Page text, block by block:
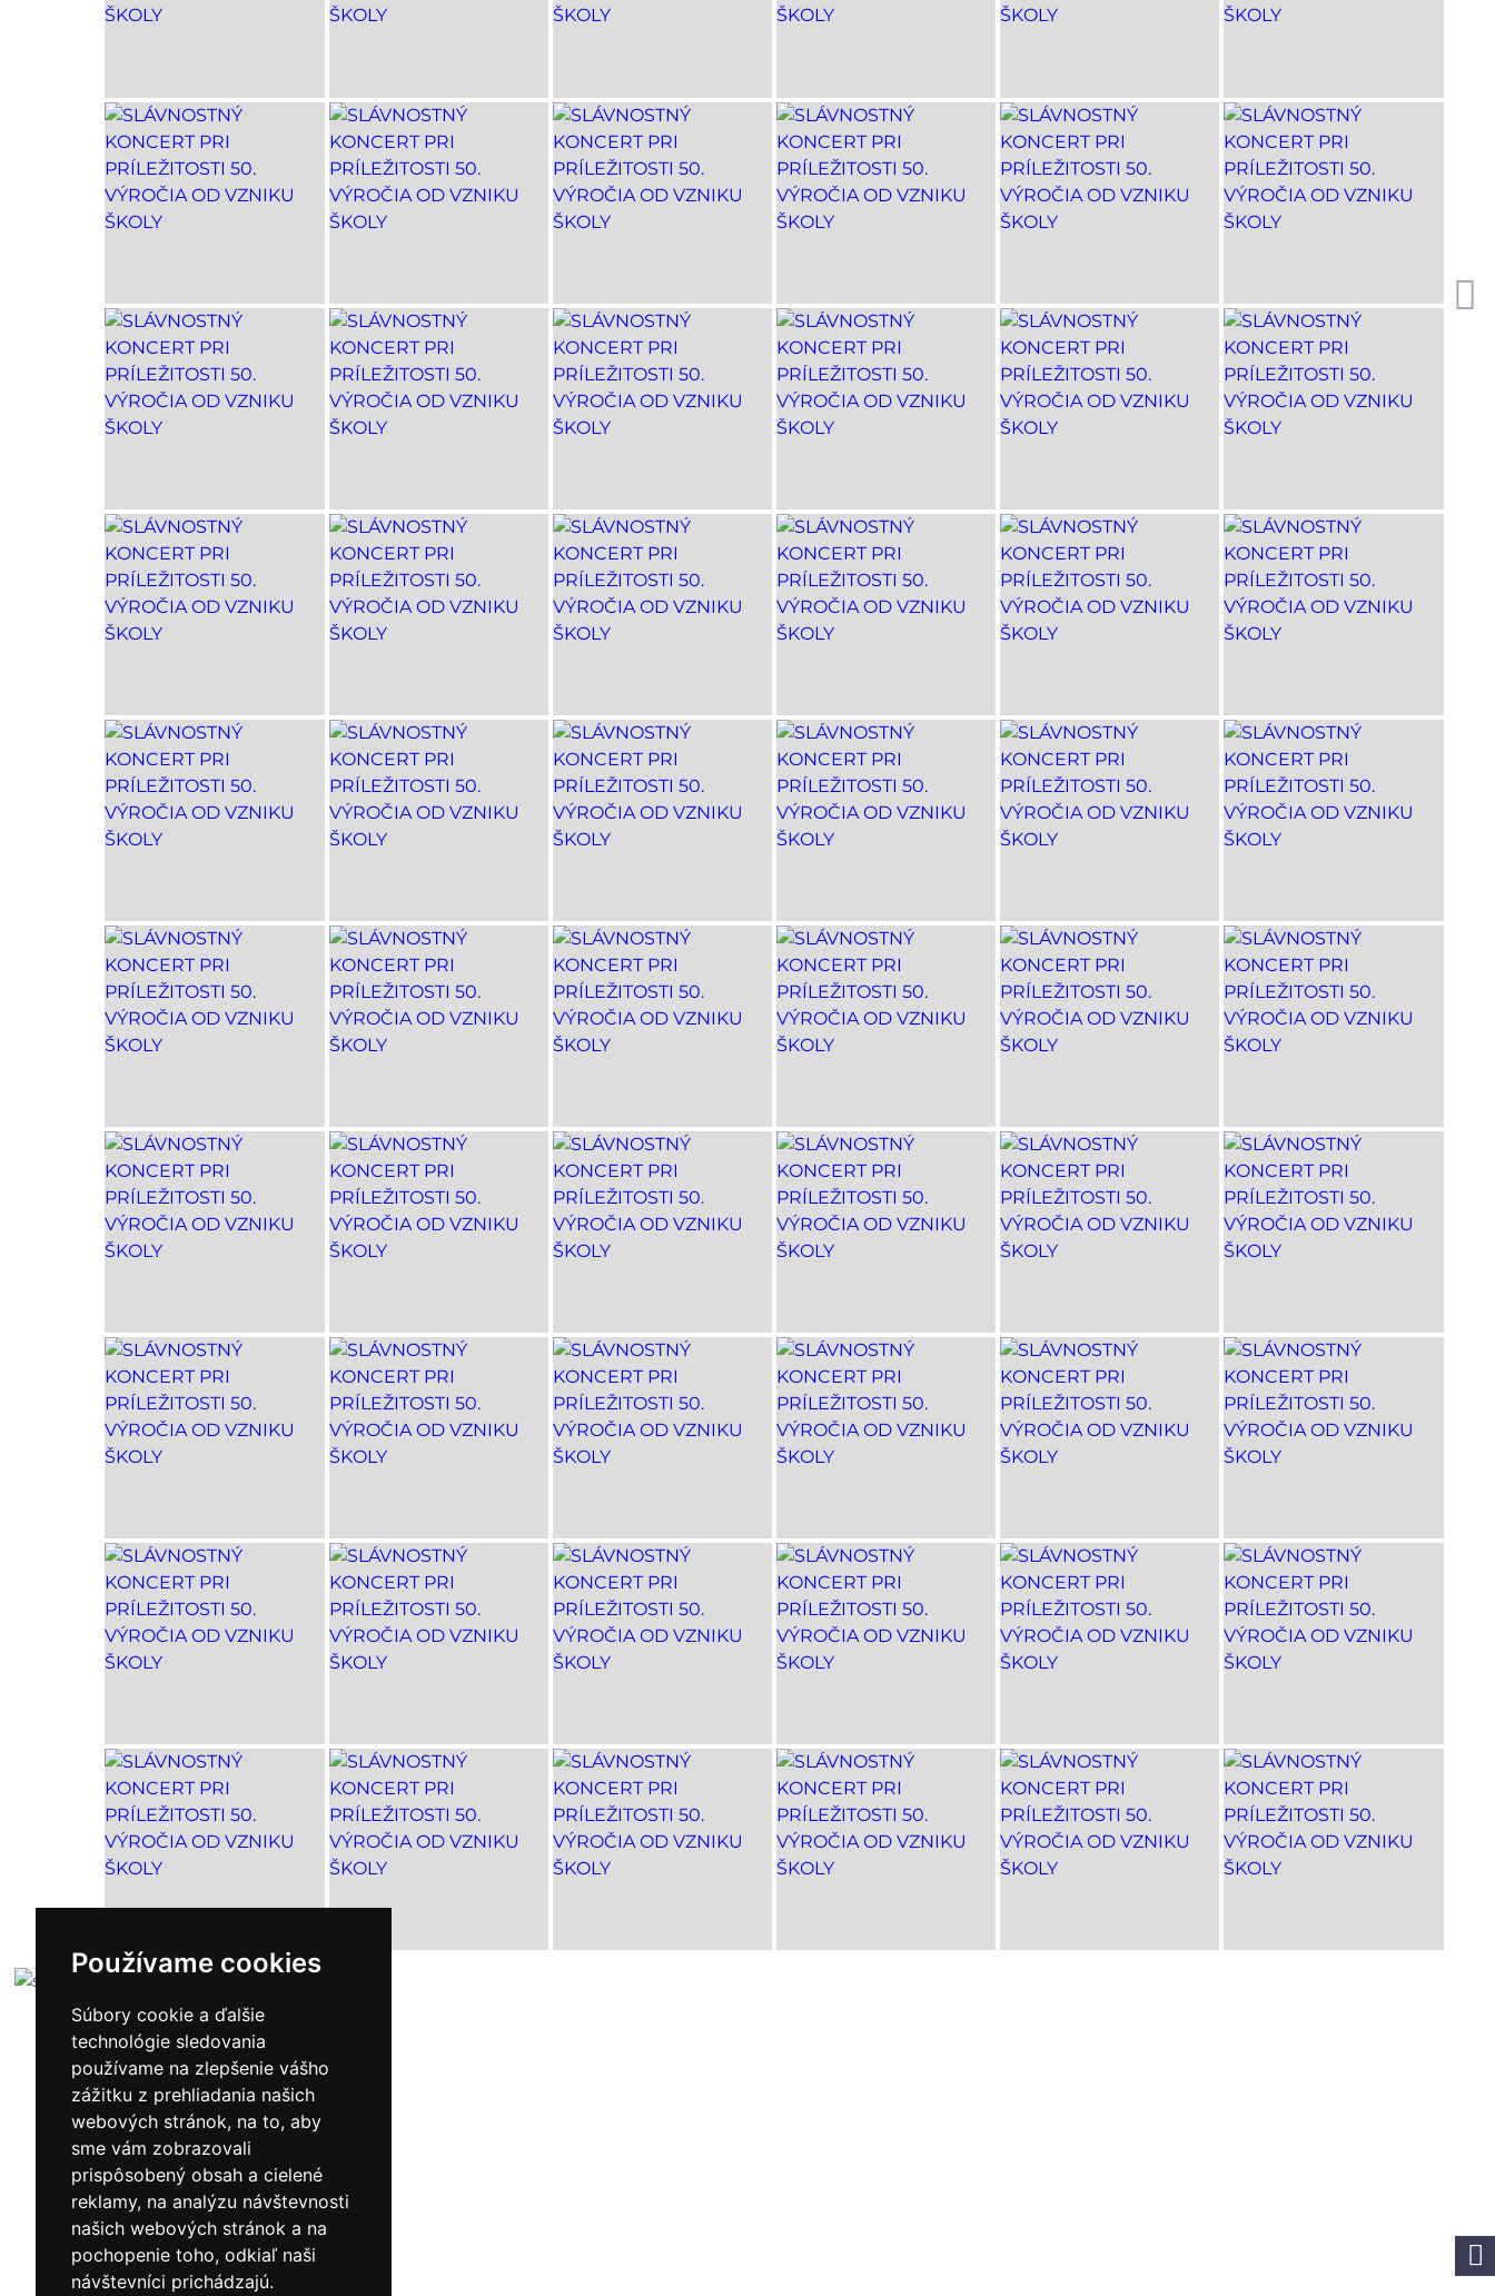
Používame cookies
Súbory cookie a ďalšie
technológie sledovania
používame na zlepšenie vášho
zážitku z prehliadania našich
webových stránok, na to, aby
sme vám zobrazovali
prispôsobený obsah a cielené
reklamy, na analýzu návštevnosti
našich webových stránok a na
pochopenie toho, odkiaľ naši
návštevníci prichádzajú.
NASPÄŤ